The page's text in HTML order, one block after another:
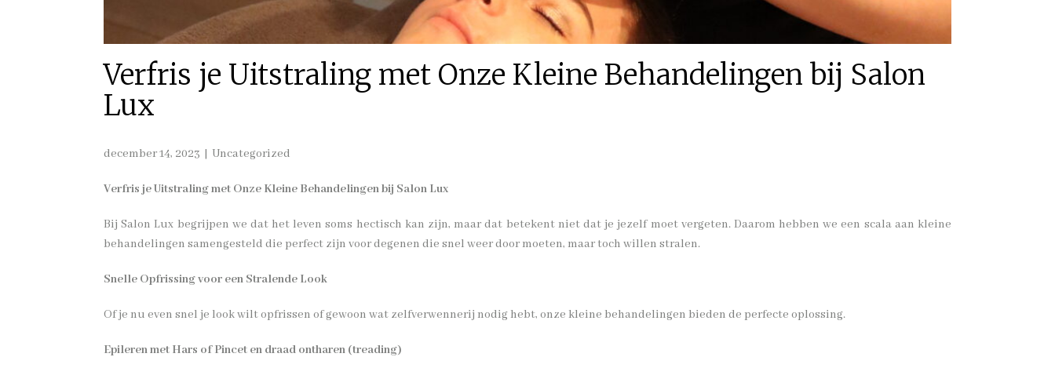
Verfris je Uitstraling met Onze Kleine Behandelingen bij Salon
Lux
december 14, 2023 Uncategorized
Verfris je Uitstraling met Onze Kleine Behandelingen bij Salon Lux
Bij Salon Lux begrijpen we dat het leven soms hectisch kan zijn, maar dat betekent niet dat je jezelf moet vergeten. Daarom hebben we een scala aan kleine
behandelingen samengesteld die perfect zijn voor degenen die snel weer door moeten, maar toch willen stralen.
Snelle Opfrissing voor een Stralende Look
Of je nu even snel je look wilt opfrissen of gewoon wat zelfverwennerij nodig hebt, onze kleine behandelingen bieden de perfecte oplossing.
Epileren met Hars of Pincet en draad ontharen (treading)